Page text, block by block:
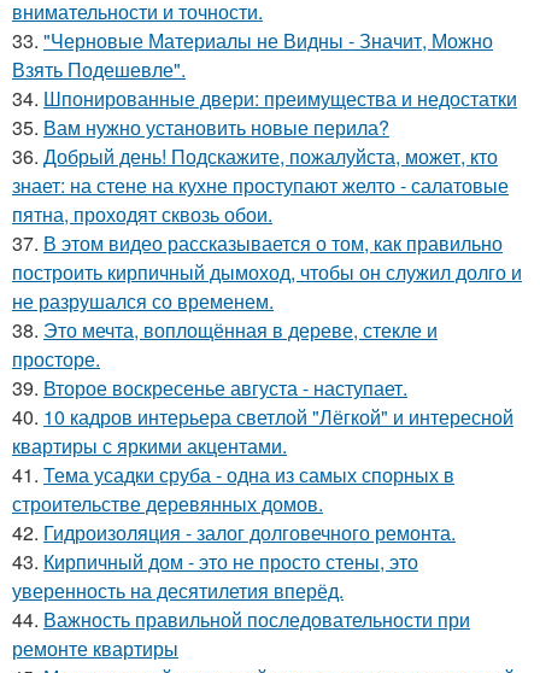
внимательности и точности.
33. "Черновые Материалы не Видны - Значит, Можно
Взять Подешевле".
34. Шпонированные двери: преимущества и недостатки
35. Вам нужно установить новые перила?
36. Добрый день! Подскажите, пожалуйста, может, кто
знает: на стене на кухне проступают желто - салатовые
пятна, проходят сквозь обои.
37. В этом видео рассказывается о том, как правильно
построить кирпичный дымоход, чтобы он служил долго и
не разрушался со временем.
38. Это мечта, воплощённая в дереве, стекле и
просторе.
39. Второе воскресенье августа - наступает.
40. 10 кадров интерьера светлой "Лёгкой" и интересной
квартиры с яркими акцентами.
41. Тема усадки сруба - одна из самых спорных в
строительстве деревянных домов.
42. Гидроизоляция - залог долговечного ремонта.
43. Кирпичный дом - это не просто стены, это
уверенность на десятилетия вперёд.
44. Важность правильной последовательности при
ремонте квартиры